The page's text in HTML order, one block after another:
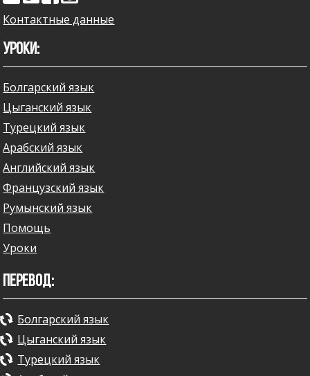
УРОКИ:
Болгарский язык
Цыганский язык
Турецкий язык
Арабский язык
Английский язык
Французский язык
Румынский язык
Помощь
Уроки
ПЕРЕВОД:
Болгарский язык
Цыганский язык
Турецкий язык
Контактные данные